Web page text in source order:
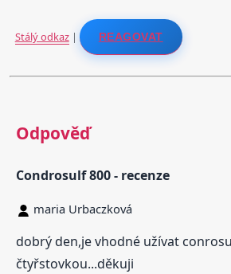
Stálý odkaz| REAGOVAT
Odpověď
Condrosulf 800 - recenze
maria Urbaczková
dobrý den,je vhodné užívat
čtyřstovkou...děkuji